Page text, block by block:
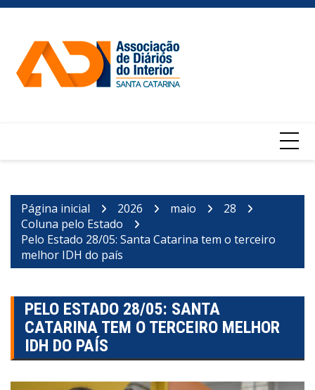
Ir
conteúdo
Página inicial 2026 maio
28
Coluna pelo Estado
Pelo Estado 28/05: Santa Catarina tem o terceiro
melhor IDH do país
PELO ESTADO 28/05: SANTA
CATARINA TEM O TERCEIRO MELHOR
IDH DO PAÍS